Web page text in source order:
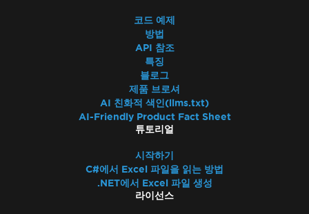
코드 예제
방법
API 참조
특징
블로그
제품 브로셔
AI 친화적 색인(llms.txt)
AI-Friendly Product Fact Sheet
튜토리얼
시작하기
C#에서 Excel 파일을 읽는 방법
.NET에서 Excel 파일 생성
라이선스